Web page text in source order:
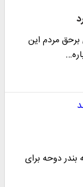
مردم این
دوحه برای